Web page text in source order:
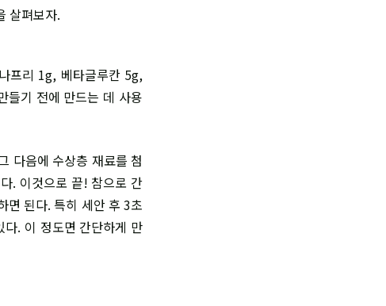
살펴보자.
프리 1g, 베타글루칸 5g,
들기 전에 만드는 데 사용
다음에 수상층 재료를 첨
. 이것으로 끝! 참으로 간
면 된다. 특히 세안 후 3초
. 이 정도면 간단하게 만